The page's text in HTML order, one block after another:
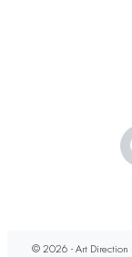
© 2026 - Art Direction